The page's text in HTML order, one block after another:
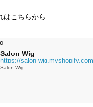
はこちらから
Salon Wig
https://salon-wig.myshopify.com
Salon-Wig